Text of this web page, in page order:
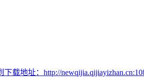
地址：http://